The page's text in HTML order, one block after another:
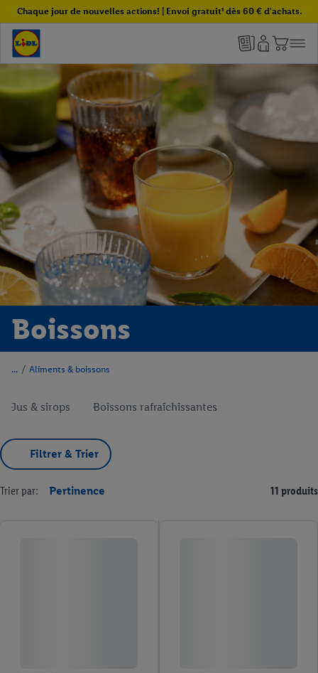
Chaque jour de nouvelles actions! | Envoi gratuit¹ dès 60 € d'achats.
Boissons
/ Aliments & boissons
Jus & sirops Boissons rafraîchissantes
Filtrer & Trier
Trier par: Pertinence 11 produits